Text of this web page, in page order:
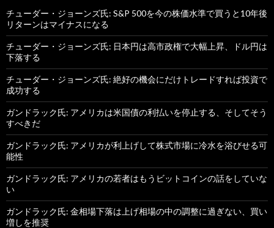
チューダー・ジョーンズ氏: S&P 500を今の株価水準で買うと10年後
リターンはマイナスになる
チューダー・ジョーンズ氏: 日本円は高市政権で大幅上昇、ドル円は
下落する
チューダー・ジョーンズ氏: 絶好の機会にだけトレードすれば投資で
成功する
ガンドラック氏: アメリカは米国債の利払いを停止する、そしてそう
すべきだ
ガンドラック氏: アメリカが利上げして株式市場に冷水を浴びせる可
能性
ガンドラック氏: アメリカの若者はもうビットコインの話をしていな
い
ガンドラック氏: 金相場下落は上げ相場の中の調整に過ぎない、買い
増しを推奨